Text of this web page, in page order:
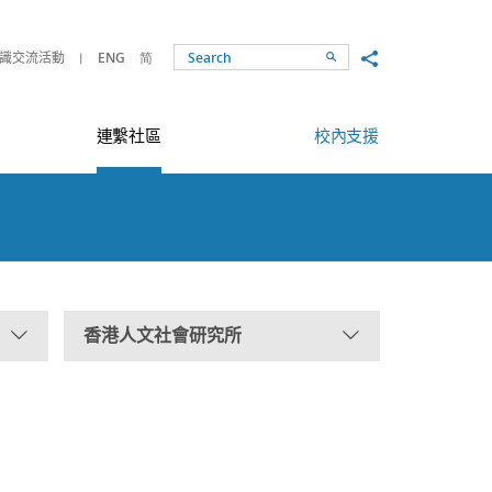
交流活動 ENG 简 SearchShare to
連繫社區 校內支援
香港人文社會研究所